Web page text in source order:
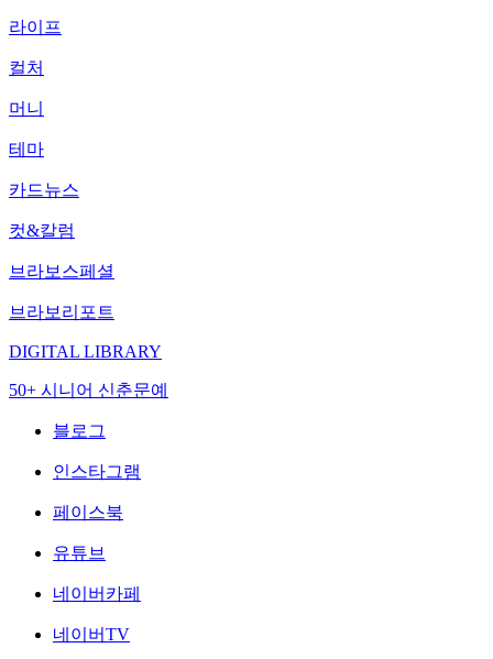
라이프
컬처
머니
테마
카드뉴스
컷&칼럼
브라보스페셜
브라보리포트
DIGITAL LIBRARY
50+ 시니어 신춘문예
블로그
인스타그램
페이스북
유튜브
네이버카페
네이버TV